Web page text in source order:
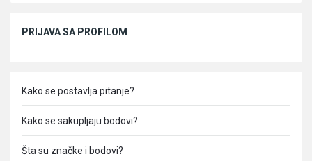
PRIJAVA SA PROFILOM
Kako se postavlja pitanje?
Kako se sakupljaju bodovi?
Šta su značke i bodovi?